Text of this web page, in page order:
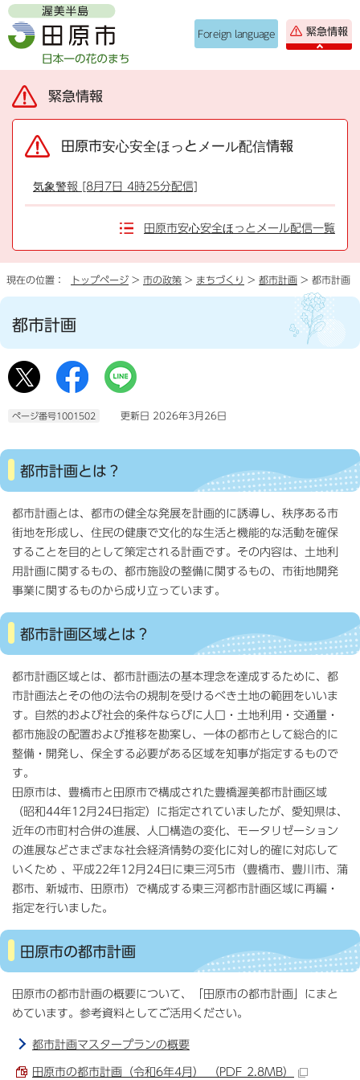
Foreign language 緊急情報
緊急情報
田原市安心安全ほっとメール配信情報
気象警報 [8月7日 4時25分配信]
田原市安心安全ほっとメール配信一覧
現在の位置： トップページ > 市の政策 > まちづくり > 都市計画 > 都市計画
都市計画
ページ番号1001502 更新日 2026年3月26日
都市計画とは？
都市計画とは、都市の健全な発展を計画的に誘導し、秩序ある市
街地を形成し、住民の健康で文化的な生活と機能的な活動を確保
することを目的として策定される計画です。その内容は、土地利
用計画に関するもの、都市施設の整備に関するもの、市街地開発
事業に関するものから成り立っています。
都市計画区域とは？
都市計画区域とは、都市計画法の基本理念を達成するために、都
市計画法とその他の法令の規制を受けるべき土地の範囲をいいま
す。自然的および社会的条件ならびに人口・土地利用・交通量・
都市施設の配置および推移を勘案し、一体の都市として総合的に
整備・開発し、保全する必要がある区域を知事が指定するもので
す。
田原市は、豊橋市と田原市で構成された豊橋渥美都市計画区域
（昭和44年12月24日指定）に指定されていましたが、愛知県は、
近年の市町村合併の進展、人口構造の変化、モータリゼーション
の進展などさまざまな社会経済情勢の変化に対し的確に対応して
いくため 、平成22年12月24日に東三河5市（豊橋市、豊川市、蒲
郡市、新城市、田原市）で構成する東三河都市計画区域に再編・
指定を行いました。
田原市の都市計画
田原市の都市計画の概要について、「田原市の都市計画」にまと
めています。参考資料としてご活用ください。
都市計画マスタープランの概要
田原市の都市計画（令和6年4月） （PDF 2.8MB）